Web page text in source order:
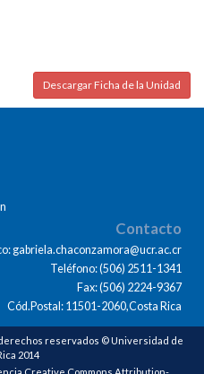
Descargar Ficha de la Unidad
Contacto
gabriela.chaconzamora@ucr.ac.cr
Teléfono: (506) 2511-1341
Fax: (506) 2224-9367
Cód.Postal: 11501-2060,Costa Rica
reservados © Universidad de
2014